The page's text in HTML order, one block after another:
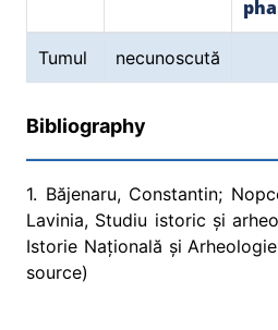
Tumul necunoscută
Bibliography
1. Băjenaru, Constantin;
Lavinia, Studiu istoric și
Istorie Națională și
source)